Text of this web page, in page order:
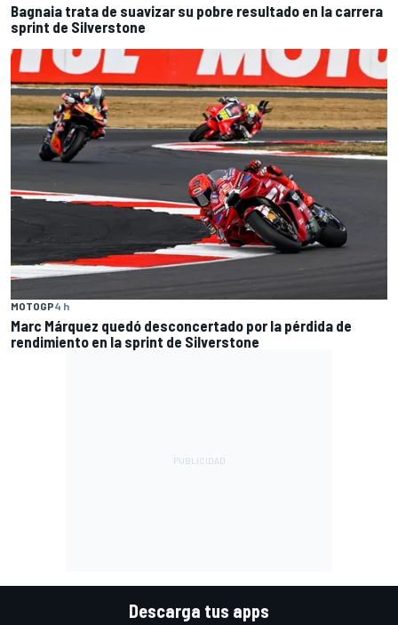
Bagnaia trata de suavizar su pobre resultado en la carrera
sprint de Silverstone
MOTOGP4 h
Marc Márquez quedó desconcertado por la pérdida de
rendimiento en la sprint de Silverstone
Descarga tus apps